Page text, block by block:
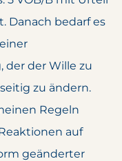
Danach bedarf es
der der Wille zu
zu ändern.
Regeln
auf
geänderter